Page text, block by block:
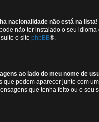
nacionalidade não está na lista!
não ter instalado o seu
o site phpBB®.
ao lado do meu nome de
que podem aparecer junto com
que tenha feito ou o seu